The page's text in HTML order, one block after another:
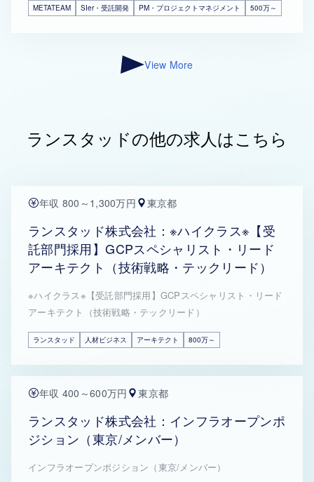
METATEAM SIer・受託開発 PM・プロジェクトマネジメント 500万～
View More
ランスタッドの他の求人はこちら
年収 800～1,300万円 東京都
ランスタッド株式会社：※ハイクラス※【受
託部門採用】GCPスペシャリスト・リード
アーキテクト（技術戦略・テックリード）
※ハイクラス※【受託部門採用】GCPスペシャリスト・リード
アーキテクト（技術戦略・テックリード）
ランスタッド 人材ビジネス アーキテクト 800万～
年収 400～600万円 東京都
ランスタッド株式会社：インフラオープンポ
ジション（東京/メンバー）
インフラオープンポジション（東京/メンバー）